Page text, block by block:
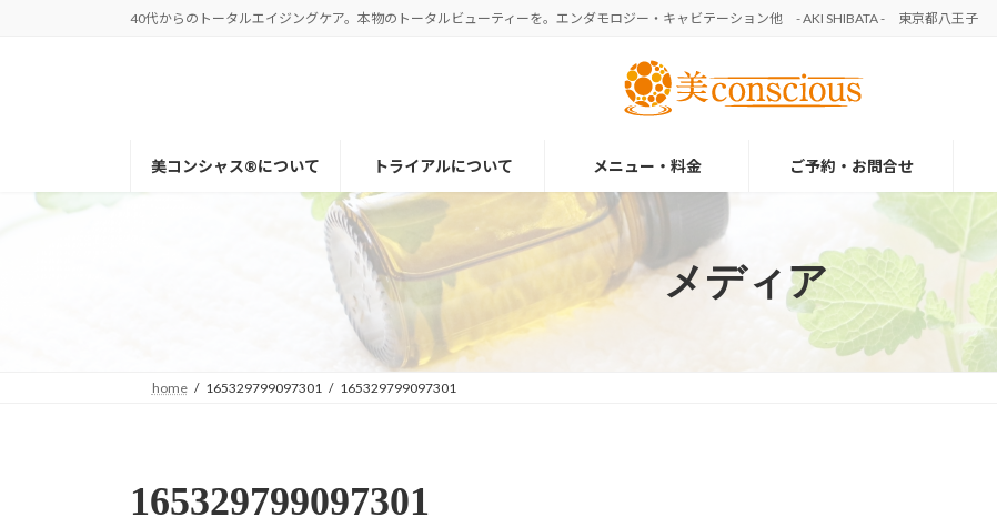
40代からのトータルエイジングケア。本物のトータルビューティーを。エンダモロジー・キャビテーション他 - AKI SHIBATA - 東京都八王子
美コンシャス®について トライアルについて メニュー・料金 ご予約・お問合せ
メディア
home 165329799097301 165329799097301
165329799097301